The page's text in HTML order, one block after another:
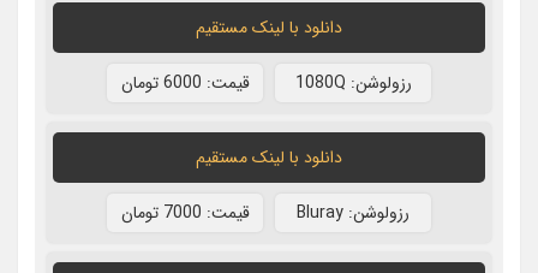
دانلود با لينک مستقيم
رزولوشن: 1080Q قيمت: 6000 تومان
دانلود با لينک مستقيم
رزولوشن: Bluray قيمت: 7000 تومان